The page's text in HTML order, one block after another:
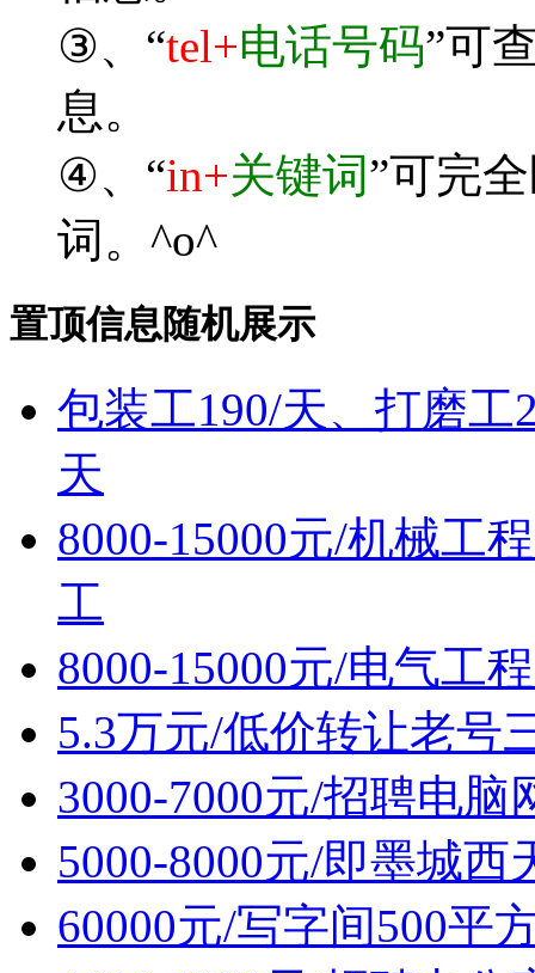
③、“tel+电话号码”可
息。
④、“in+关键词”可完
词。^o^
置顶信息随机展示
包装工190/天、打磨工
天
8000-15000元/机械工
工
8000-15000元/电气工
5.3万元/低价转让老号
3000-7000元/招聘电脑
5000-8000元/即墨城
60000元/写字间500平